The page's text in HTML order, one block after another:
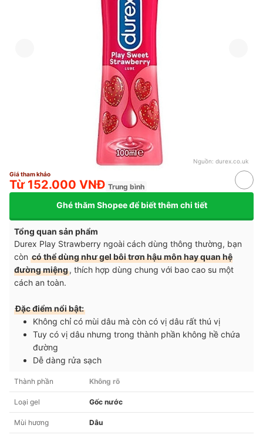
Nguồn: durex.co.uk
Giá tham khảo
Từ 152.000 VNĐ Trung bình
Ghé thăm Shopee để biết thêm chi tiết
Tổng quan sản phẩm
Durex Play Strawberry ngoài cách dùng thông thường, bạn
còn có thể dùng như gel bôi trơn hậu môn hay quan hệ
đường miệng, thích hợp dùng chung với bao cao su một
cách an toàn.
Đặc điểm nổi bật:
Không chỉ có mùi dâu mà còn có vị dâu rất thú vị
Tuy có vị dâu nhưng trong thành phần không hề chứa
đường
Dễ dàng rửa sạch
Thành phần Không rõ
Loại gel Gốc nước
Mùi hương Dâu